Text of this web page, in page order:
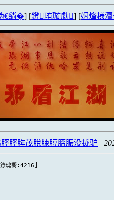
€绱�] [鐙珛璇勮] [娴烽様
脛脌茂脫脨脰脴脤没拢驴
[鐐瑰嚮:4216